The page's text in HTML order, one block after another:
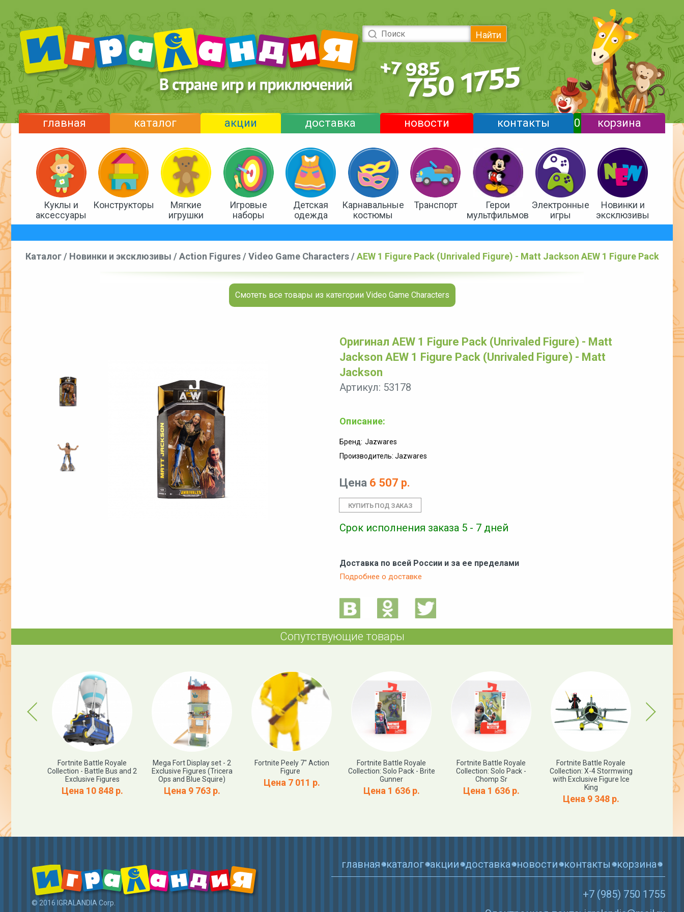
Найти
главная каталог акции доставка новости контакты 0 корзина
Куклы и
аксессуары
Конструкторы
Мягкие
игрушки
Игровые
наборы
Детская
одежда
Карнавальные
костюмы
Транспорт
Герои
мультфильмов
Электронные
игры
Новинки и
эксклюзивы
Каталог/ Новинки и эксклюзивы /Action Figures/Video Game Characters/AEW 1 Figure Pack (Unrivaled Figure) - Matt Jackson AEW 1 Figure Pack
Смотеть все товары из категории Video Game Characters
Оригинал AEW 1 Figure Pack (Unrivaled Figure) - Matt
Jackson AEW 1 Figure Pack (Unrivaled Figure) - Matt
Jackson
Артикул: 53178
Описание:
Бренд: Jazwares
Производитель: Jazwares
Цена 6 507 р.
Срок исполнения заказа 5 - 7 дней
Доставка по всей России и за ее пределами
Подробнее о доставке
Сопутствующие товары
Previous
Beast
Fortnite Battle Royale
Collection - Battle Bus and 2
Exclusive Figures
Цена 10 848 р.
Mega Fort Display set - 2
Exclusive Figures (Tricera
Ops and Blue Squire)
Цена 9 763 р.
Fortnite Peely 7″ Action
Figure
Цена 7 011 р.
Fortnite Battle Royale
Collection: Solo Pack - Brite
Gunner
Цена 1 636 р.
Fortnite Battle Royale
Collection: Solo Pack -
Chomp Sr
Цена 1 636 р.
Fortnite Battle Royale
Collection: X-4 Stormwing
with Exclusive Figure Ice
King
Цена 9 348 р.
Fortnite
Next
© 2016 IGRALANDIA Corp.
главная каталог акции доставка новости контакты корзина
+7 (985) 750 1755